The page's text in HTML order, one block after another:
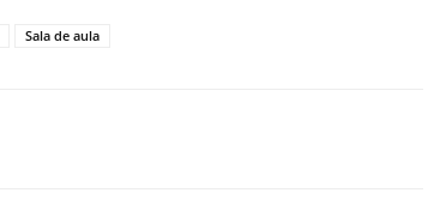
Sala de aula